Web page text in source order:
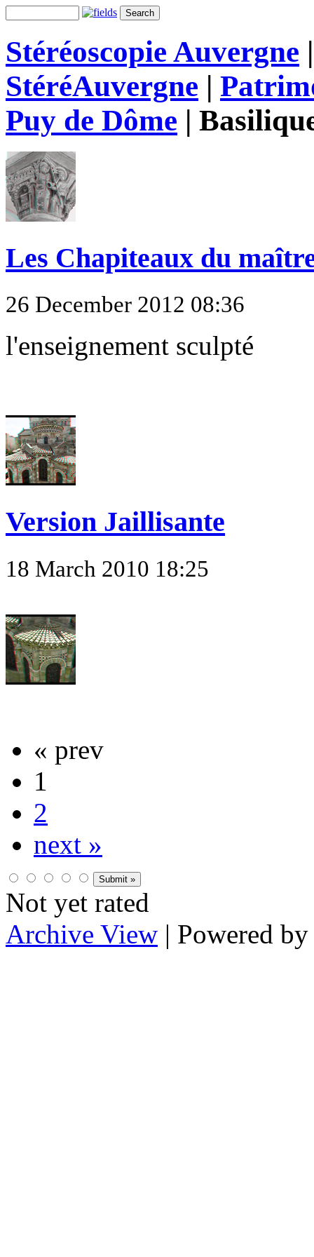
Stéréoscopie Auvergne
StéréAuvergne |
Puy de Dôme |
Les Chapiteaux du
26 December 2012 08:36
l'enseignement sculpté
Version Jaillisante
18 March 2010 18:25
« prev
1
2
next »
Not yet rated
Archive View | Powered